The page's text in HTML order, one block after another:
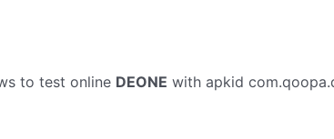
to test online DEONE with apkid